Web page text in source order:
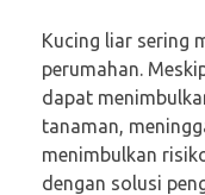
Kucing liar sering
perumahan.
dapat
tanaman,
menimbulkan
dengan solusi